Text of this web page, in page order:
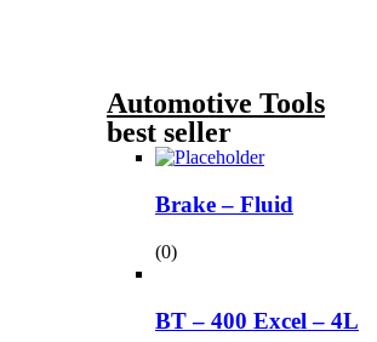
Automotive Tools
best seller
Brake – Fluid
(0)
BT – 400 Excel – 4L